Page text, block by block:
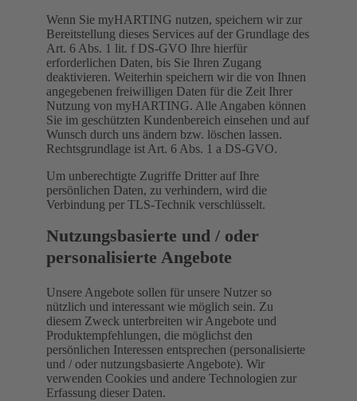
Wenn Sie myHARTING nutzen, speichern wir zur
Bereitstellung dieses Services auf der Grundlage des
Art. 6 Abs. 1 lit. f DS-GVO Ihre hierfür
erforderlichen Daten, bis Sie Ihren Zugang
deaktivieren. Weiterhin speichern wir die von Ihnen
angegebenen freiwilligen Daten für die Zeit Ihrer
Nutzung von myHARTING. Alle Angaben können
Sie im geschützten Kundenbereich einsehen und auf
Wunsch durch uns ändern bzw. löschen lassen.
Rechtsgrundlage ist Art. 6 Abs. 1 a DS-GVO.
Um unberechtigte Zugriffe Dritter auf Ihre
persönlichen Daten, zu verhindern, wird die
Verbindung per TLS-Technik verschlüsselt.
Nutzungsbasierte und / oder
personalisierte Angebote
Unsere Angebote sollen für unsere Nutzer so
nützlich und interessant wie möglich sein. Zu
diesem Zweck unterbreiten wir Angebote und
Produktempfehlungen, die möglichst den
persönlichen Interessen entsprechen (personalisierte
und / oder nutzungsbasierte Angebote). Wir
verwenden Cookies und andere Technologien zur
Erfassung dieser Daten.